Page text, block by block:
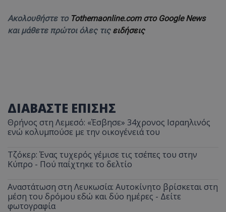
Ακολουθήστε το Tothemaonline.com στο Google News
και μάθετε πρώτοι όλες τις ειδήσεις
ΔΙΑΒΑΣΤΕ ΕΠΙΣΗΣ
Θρήνος στη Λεμεσό: «Έσβησε» 34χρονος Ισραηλινός
ενώ κολυμπούσε με την οικογένειά του
Τζόκερ: Ένας τυχερός γέμισε τις τσέπες του στην
Κύπρο - Πού παίχτηκε το δελτίο
Αναστάτωση στη Λευκωσία: Αυτοκίνητο βρίσκεται στη
μέση του δρόμου εδώ και δύο ημέρες - Δείτε
φωτογραφία